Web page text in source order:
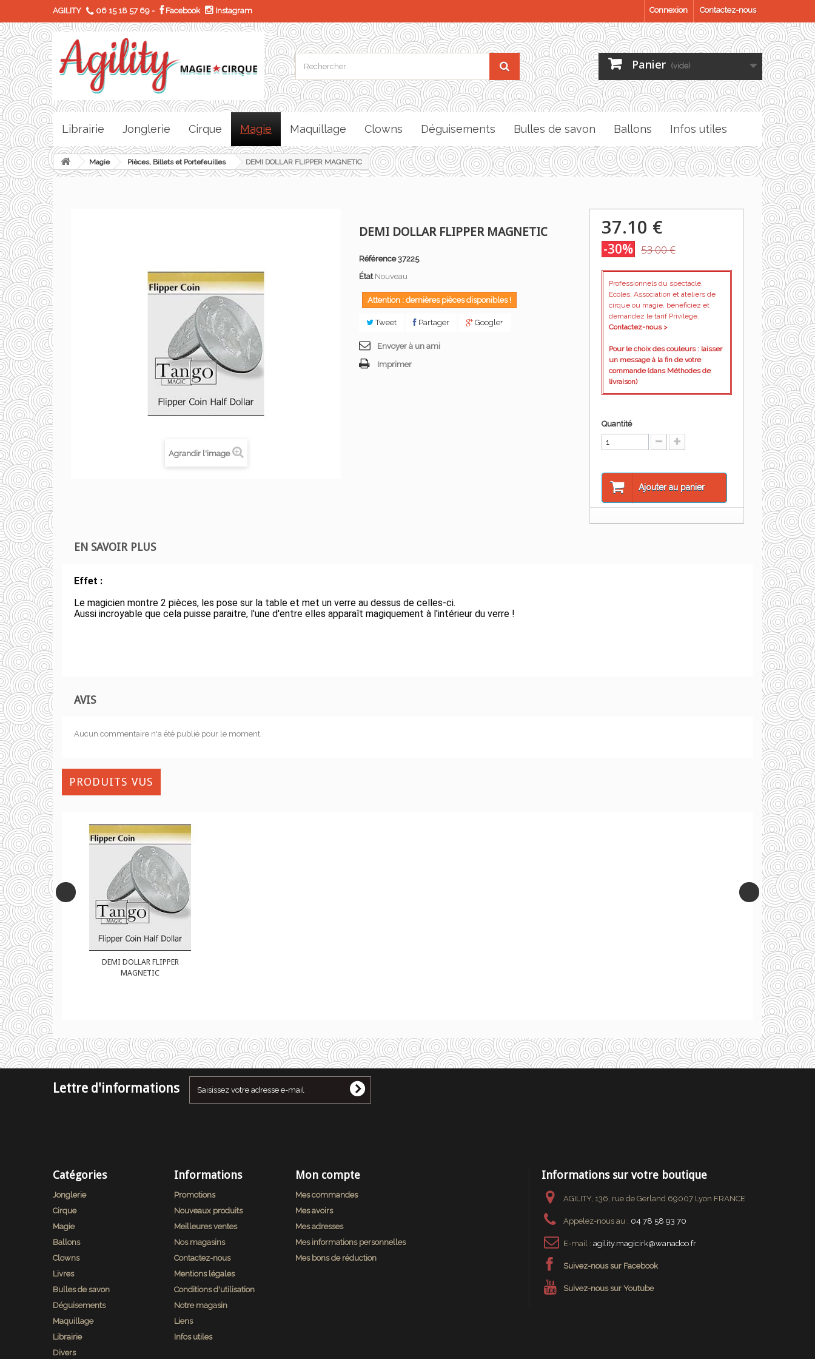
AGILITY 06 15 18 57 69 - Facebook Instagram Contactez-nous
Connexion
Panier (vide)
Librairie Jonglerie Cirque Magie Maquillage Clowns Déguisements Bulles de savon Ballons Infos utiles
Magie Pièces, Billets et Portefeuilles DEMI DOLLAR FLIPPER MAGNETIC
Agrandir l'image
DEMI DOLLAR FLIPPER MAGNETIC
Référence 37225
État Nouveau
Attention : dernières pièces disponibles !
Tweet Partager Google+
Envoyer à un ami
Imprimer
37.10 €
-30% 53.00 €
Professionnels du spectacle,
Ecoles, Association et ateliers de
cirque ou magie, bénéficiez et
demandez le tarif Privilège.
Contactez-nous >
Pour le choix des couleurs : laisser
un message à la fin de votre
commande (dans Méthodes de
livraison)
Quantité
Ajouter au panier
EN SAVOIR PLUS
Effet :
Le magicien montre 2 pièces, les pose sur la table et met un verre au dessus de celles-ci.
Aussi incroyable que cela puisse paraitre, l'une d'entre elles apparaît magiquement à l'intérieur du verre !
AVIS
Aucun commentaire n'a été publié pour le moment.
PRODUITS VUS
FLIPPER
DEMI DOLLAR FLIPPER
MAGNETIC
Lettre d'informations
Catégories
Jonglerie
Cirque
Magie
Ballons
Clowns
Livres
Bulles de savon
Déguisements
Maquillage
Librairie
Divers
Informations
Promotions
Nouveaux produits
Meilleures ventes
Nos magasins
Contactez-nous
Mentions légales
Conditions d'utilisation
Notre magasin
Liens
Infos utiles
Mon compte
Mes commandes
Mes avoirs
Mes adresses
Mes informations personnelles
Mes bons de réduction
Informations sur votre boutique
AGILITY, 136, rue de Gerland 69007 Lyon FRANCE
Appelez-nous au : 04 78 58 93 70
E-mail : agility.magicirk@wanadoo.fr
Suivez-nous sur Facebook
Suivez-nous sur Youtube